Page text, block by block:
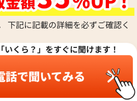
下記に記載の詳細を必ずご確認く
「いくら？」をすぐに聞けます！